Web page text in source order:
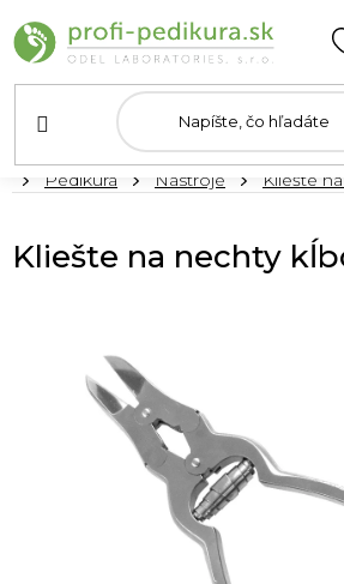
na
obsah
DomovPedikúra Nástroje Kliešte
Kliešte na nechty